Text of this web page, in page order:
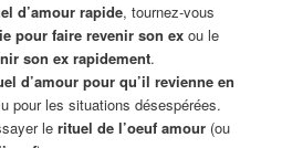
d’amour rapide, tournez-vous
pour faire revenir son exou le
son ex rapidement.
d’amour pour qu’il revienne en
pour les situations désespérées.
le rituel de l’oeuf amour(ou